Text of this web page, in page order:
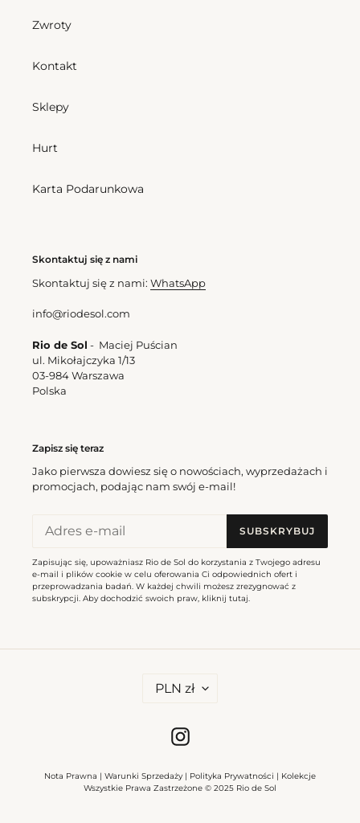
Zwroty
Kontakt
Sklepy
Hurt
Karta Podarunkowa
Skontaktuj się z nami
Skontaktuj się z nami: WhatsApp
info@riodesol.com
Rio de Sol - Maciej Puścian
ul. Mikołajczyka 1/13
03-984 Warszawa
Polska
Zapisz się teraz
Jako pierwsza dowiesz się o nowościach, wyprzedażach i
promocjach, podając nam swój e-mail!
SUBSKRYBUJ
Zapisując się, upoważniasz Rio de Sol do korzystania z Twojego adresu
e-mail i plików cookie w celu oferowania Ci odpowiednich ofert i
przeprowadzania badań. W każdej chwili możesz zrezygnować z
subskrypcji. Aby dochodzić swoich praw, kliknij tutaj.
PLN zł
Instagram
Nota Prawna | Warunki Sprzedaży | Polityka Prywatności | Kolekcje
Wszystkie Prawa Zastrzeżone © 2025 Rio de Sol